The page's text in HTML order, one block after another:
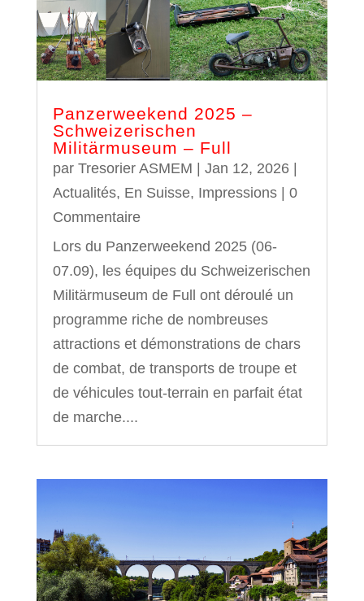
Panzerweekend 2025 –
Schweizerischen
Militärmuseum – Full
par Tresorier ASMEM | Jan 12, 2026|
Actualités, En Suisse, Impressions| 0
Commentaire
Lors du Panzerweekend 2025 (06-
07.09), les équipes du Schweizerischen
Militärmuseum de Full ont déroulé un
programme riche de nombreuses
attractions et démonstrations de chars
de combat, de transports de troupe et
de véhicules tout-terrain en parfait état
de marche....